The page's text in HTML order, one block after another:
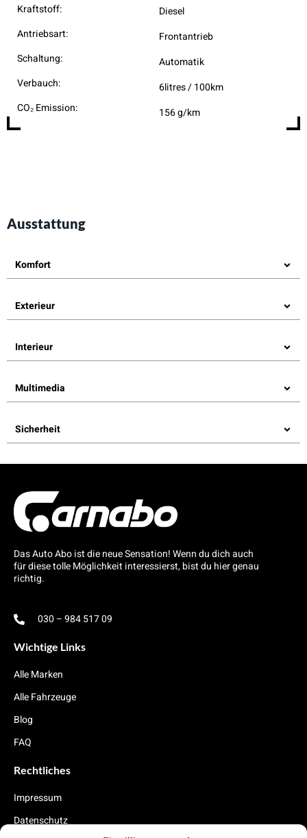
Kraftstoff:
Antriebsart:
Schaltung:
Verbauch:
CO₂ Emission:
Diesel
Frontantrieb
Automatik
6litres / 100km
156 g/km
Ausstattung
Komfort
Exterieur
Interieur
Multimedia
Sicherheit
Das Auto Abo ist die neue Sensation! Wenn du dich auch
für diese tolle Möglichkeit interessierst, bist du hier genau
richtig.
030 – 984 517 09
Wichtige Links
Alle Marken
Alle Fahrzeuge
Blog
FAQ
Rechtliches
Impressum
Datenschutz